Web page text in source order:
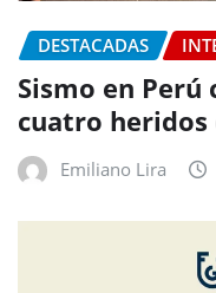
DESTACADAS
Sismo en
cuatro heridos
Emiliano Lira